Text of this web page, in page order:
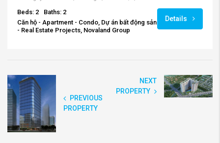
Beds: 2
Baths: 2
Căn hộ - Apartment - Condo, Dự án bất động sản
- Real Estate Projects, Novaland Group
Details
PREVIOUS
PROPERTY
NEXT
PROPERTY